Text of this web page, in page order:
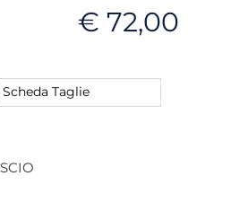
€ 72,00
Scheda Taglie